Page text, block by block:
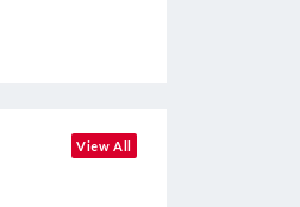
View All